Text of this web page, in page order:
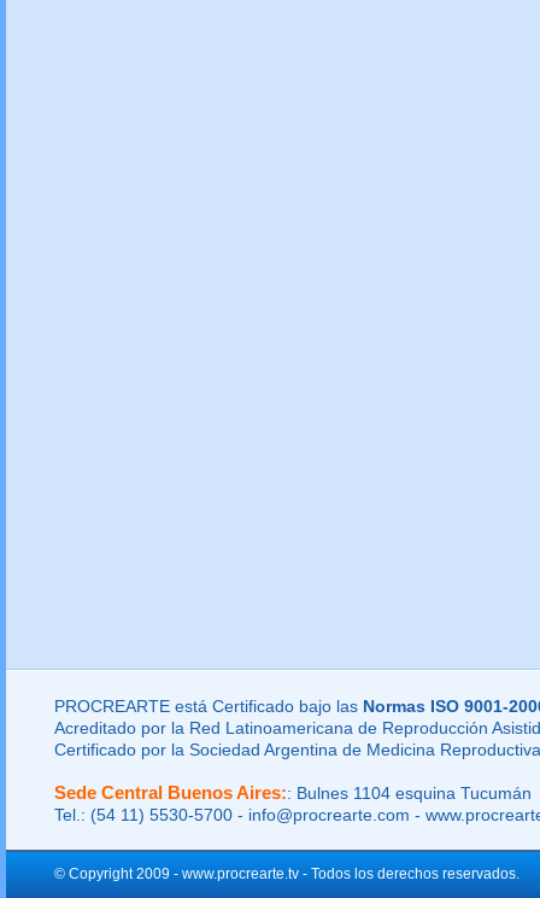
PROCREARTE está Certificado bajo las Normas ISO 9001-
Acreditado por la Red Latinoamericana de Reproducción
Certificado por la Sociedad Argentina de Medicina
Sede Central Buenos Aires:: Bulnes 1104 esquina Tucumán
Tel.: (54 11) 5530-5700 - info@procrearte.com -
© Copyright 2009 - www.procrearte.tv - Todos los derechos reservados.